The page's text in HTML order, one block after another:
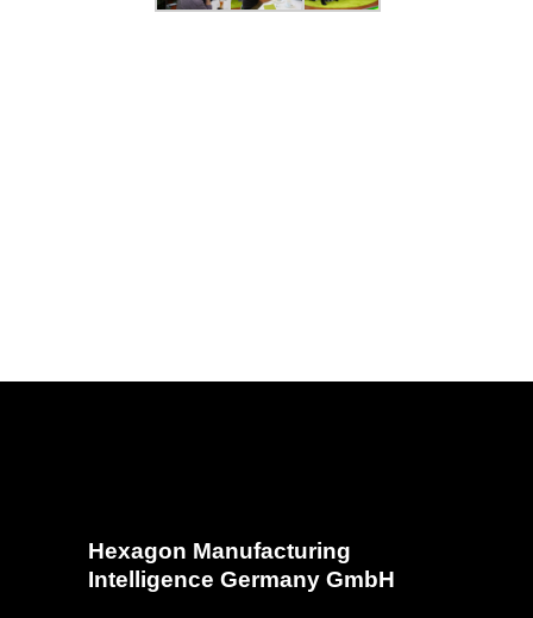
Hexagon Manufacturing
Intelligence Germany GmbH